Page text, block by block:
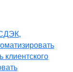
клиентского